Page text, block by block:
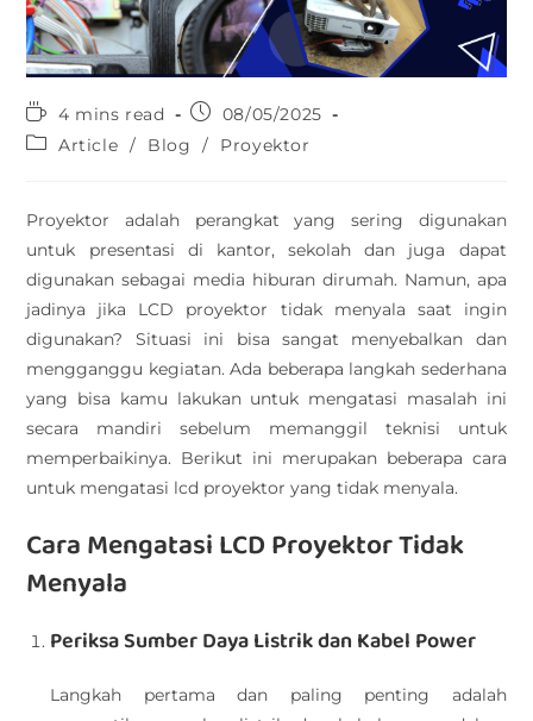
4 mins read
08/05/2025
Article / Blog / Proyektor
Proyektor adalah perangkat yang sering digunakan
untuk presentasi di kantor, sekolah dan juga dapat
digunakan sebagai media hiburan dirumah. Namun, apa
jadinya jika LCD proyektor tidak menyala saat ingin
digunakan? Situasi ini bisa sangat menyebalkan dan
mengganggu kegiatan. Ada beberapa langkah sederhana
yang bisa kamu lakukan untuk mengatasi masalah ini
secara mandiri sebelum memanggil teknisi untuk
memperbaikinya. Berikut ini merupakan beberapa cara
untuk mengatasi lcd proyektor yang tidak menyala.
Cara Mengatasi LCD Proyektor Tidak
Menyala
Periksa Sumber Daya Listrik dan Kabel Power
Langkah pertama dan paling penting adalah